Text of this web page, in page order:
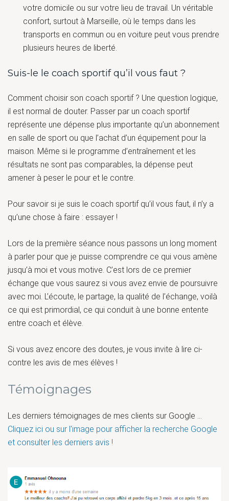
votre domicile ou sur votre lieu de travail. Un véritable
confort, surtout à Marseille, où le temps dans les
transports en commun ou en voiture peut vous prendre
plusieurs heures de liberté.
Suis-le le coach sportif qu’il vous faut ?
Comment choisir son coach sportif ? Une question logique,
il est normal de douter. Passer par un coach sportif
représente une dépense plus importante qu’un abonnement
en salle de sport ou que l’achat d’un équipement pour la
maison. Même si le programme d’entraînement et les
résultats ne sont pas comparables, la dépense peut
amener à peser le pour et le contre.
Pour savoir si je suis le coach sportif qu’il vous faut, il n’y a
qu’une chose à faire : essayer !
Lors de la première séance nous passons un long moment
à parler pour que je puisse comprendre ce qui vous amène
jusqu’à moi et vous motive. C’est lors de ce premier
échange que vous saurez si vous avez envie de poursuivre
avec moi. L’écoute, le partage, la qualité de l’échange, voilà
ce qui est primordial, ce qui conduit à une bonne entente
entre coach et élève.
Si vous avez encore des doutes, je vous invite à lire ci-
contre les avis de mes élèves !
Témoignages
Les derniers témoignages de mes clients sur Google ...
Cliquez ici ou sur l'image pour afficher la recherche Google
et consulter les derniers avis !